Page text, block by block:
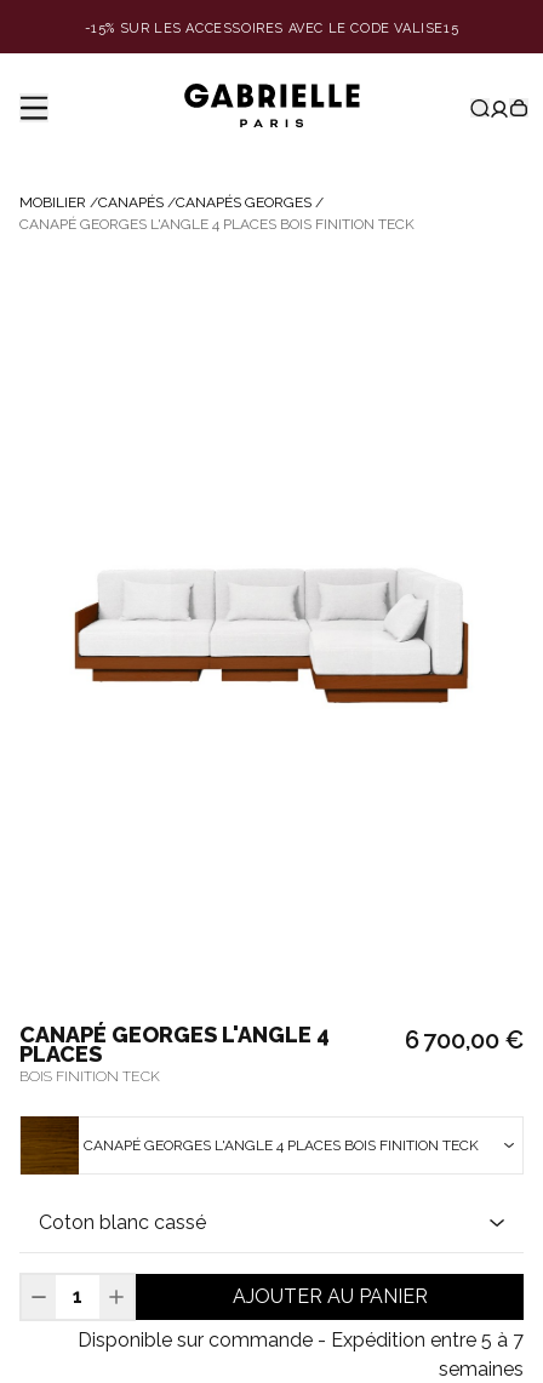
-15% SUR LES ACCESSOIRES AVEC LE CODE VALISE15
MOBILIER /CANAPÉS /CANAPÉS GEORGES /
CANAPÉ GEORGES L'ANGLE 4 PLACES BOIS FINITION TECK
CANAPÉ GEORGES L'ANGLE 4
PLACES
BOIS FINITION TECK
6 700,00 €
CANAPÉ GEORGES L'ANGLE 4 PLACES BOIS FINITION TECK
AJOUTER AU PANIER
Disponible sur commande - Expédition entre 5 à 7
semaines